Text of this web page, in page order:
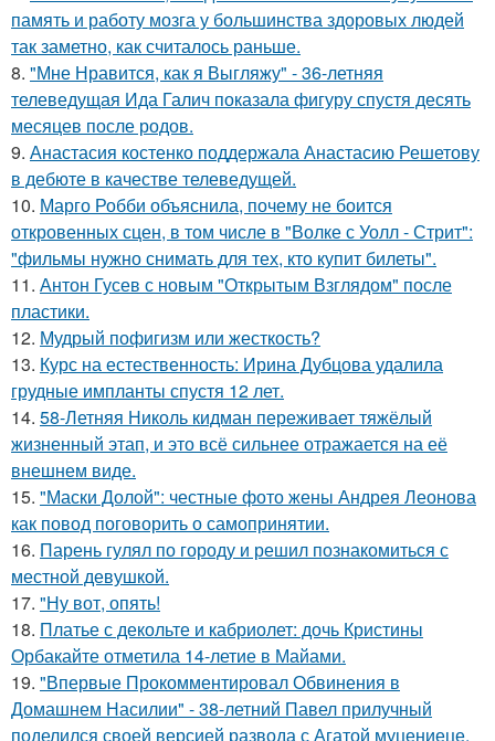
память и работу мозга у большинства здоровых людей
так заметно, как считалось раньше.
8. "Мне Нравится, как я Выгляжу" - 36-летняя
телеведущая Ида Галич показала фигуру спустя десять
месяцев после родов.
9. Анастасия костенко поддержала Анастасию Решетову
в дебюте в качестве телеведущей.
10. Марго Робби объяснила, почему не боится
откровенных сцен, в том числе в "Волке с Уолл - Стрит":
"фильмы нужно снимать для тех, кто купит билеты".
11. Антон Гусев с новым "Открытым Взглядом" после
пластики.
12. Мудрый пофигизм или жесткость?
13. Курс на естественность: Ирина Дубцова удалила
грудные импланты спустя 12 лет.
14. 58-Летняя Николь кидман переживает тяжёлый
жизненный этап, и это всё сильнее отражается на её
внешнем виде.
15. "Маски Долой": честные фото жены Андрея Леонова
как повод поговорить о самопринятии.
16. Парень гулял по городу и решил познакомиться с
местной девушкой.
17. "Ну вот, опять!
18. Платье с декольте и кабриолет: дочь Кристины
Орбакайте отметила 14-летие в Майами.
19. "Впервые Прокомментировал Обвинения в
Домашнем Насилии" - 38-летний Павел прилучный
поделился своей версией развода с Агатой муцениеце.